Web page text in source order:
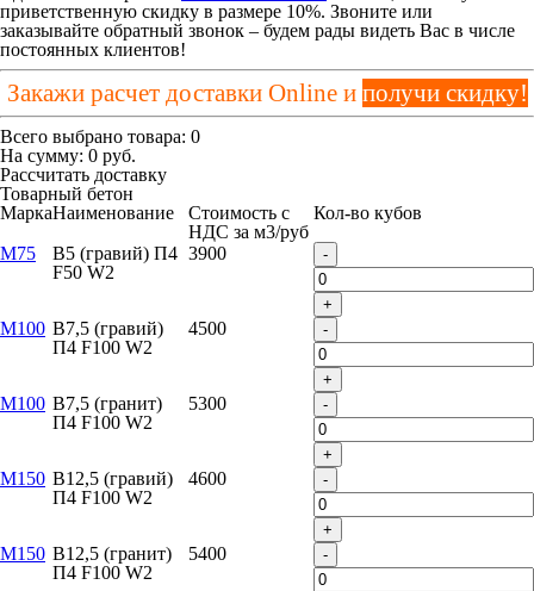
приветственную скидку в размере 10%. Звоните или
заказывайте обратный звонок – будем рады видеть Вас в числе
постоянных клиентов!
Закажи расчет доставки Online и получи скидку!
Всего выбрано товара: 0
На сумму: 0 руб.
Рассчитать доставку
Товарный бетон
МаркаНаименование
Стоимость с
НДС за м3/руб
Кол-во кубов
М75
B5 (гравий) П4
F50 W2
3900 -
+
М100 B7,5 (гравий)
П4 F100 W2
4500 -
+
М100 B7,5 (гранит)
П4 F100 W2
5300 -
+
М150 B12,5 (гравий)
П4 F100 W2
4600 -
+
М150 B12,5 (гранит)
П4 F100 W2
5400 -